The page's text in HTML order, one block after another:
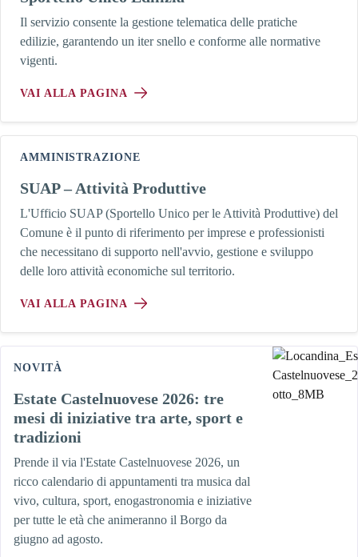
Il servizio consente la gestione telematica delle pratiche
edilizie, garantendo un iter snello e conforme alle normative
vigenti.
VAI ALLA PAGINA
AMMINISTRAZIONE
SUAP – Attività Produttive
L'Ufficio SUAP (Sportello Unico per le Attività Produttive) del
Comune è il punto di riferimento per imprese e professionisti
che necessitano di supporto nell'avvio, gestione e sviluppo
delle loro attività economiche sul territorio.
VAI ALLA PAGINA
NOVITÀ
Estate Castelnuovese 2026: tre
mesi di iniziative tra arte, sport e
tradizioni
Prende il via l'Estate Castelnuovese 2026, un
ricco calendario di appuntamenti tra musica dal
vivo, cultura, sport, enogastronomia e iniziative
per tutte le età che animeranno il Borgo da
giugno ad agosto.